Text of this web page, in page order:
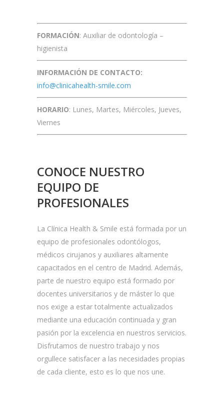
FORMACIÓN: Auxiliar de odontología –
higienista
INFORMACIÓN DE CONTACTO:
info@clinicahealth-smile.com
HORARIO: Lunes, Martes, Miércoles, Jueves,
Viernes
CONOCE NUESTRO
EQUIPO DE
PROFESIONALES
La Clínica Health & Smile está formada por un
equipo de profesionales odontólogos,
médicos cirujanos y auxiliares altamente
capacitados en el centro de Madrid. Además,
parte de nuestro equipo está formado por
docentes universitarios y de máster lo que
nos exige a estar totalmente actualizados
mediante una educación continuada y gran
pasión por la excelencia en nuestros servicios.
Disfrutamos de nuestro trabajo y nos
orgullece satisfacer a las necesidades propias
de cada cliente, esto es lo que nos une.